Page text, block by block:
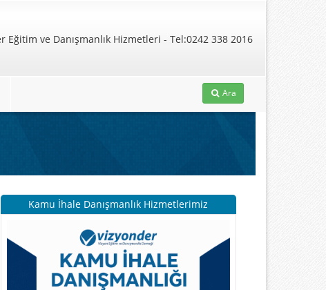
Ara
Kamu İhale Danışmanlık Hizmetlerimiz